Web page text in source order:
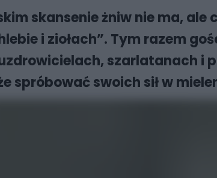
skansenie żniw nie ma,
i ziołach”. Tym razem
szarlatanach i
spróbować swoich sił w